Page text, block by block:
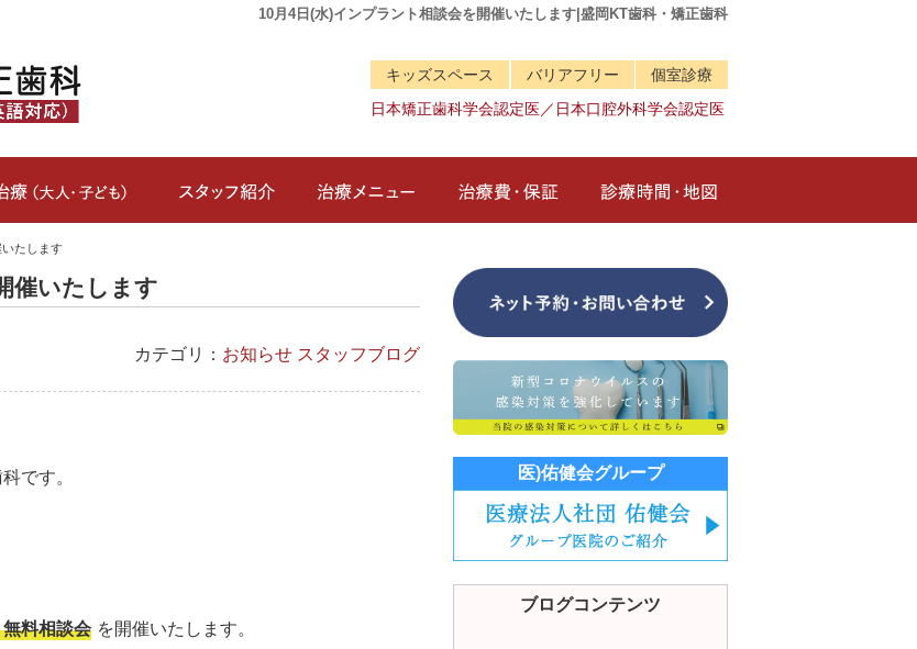
10月4日(水)インプラント相談会を開催いたします|盛岡KT歯科・矯正歯科
キッズスペース バリアフリー
個室診療
日本矯正歯科学会認定医／日本口腔外科学会認定医
ク概要(初めての方へ)矯正治療（大人・子ども）
スタッフ紹介 治療メニュー 治療費・保証
たします
催いたします
カテゴリ： お知らせ スタッフブログ
です。
料相談会 を開催いたします。
医)佑健会グループ
ブログコンテンツ